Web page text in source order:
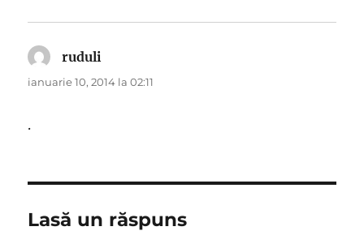
ruduli
ianuarie 10, 2014 la 02:11
.
Lasă un răspuns